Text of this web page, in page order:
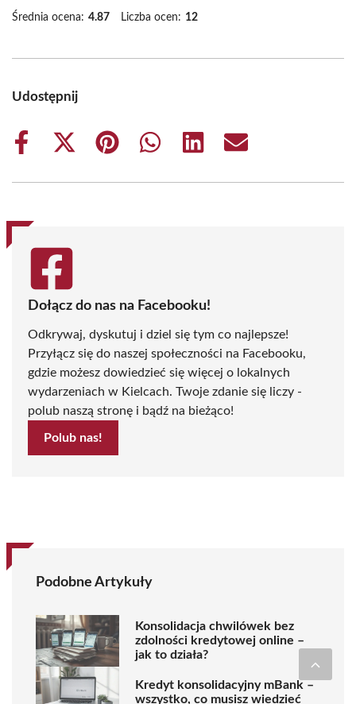
Średnia ocena: 4.87 Liczba ocen: 12
Udostępnij
Share
Share
(Twitter)
Share
Share
Share
Share
Dołącz do nas na Facebooku!
Odkrywaj, dyskutuj i dziel się tym co najlepsze!
Przyłącz się do naszej społeczności na Facebooku,
gdzie możesz dowiedzieć się więcej o lokalnych
wydarzeniach w Kielcach. Twoje zdanie się liczy -
polub naszą stronę i bądź na bieżąco!
Polub nas!
Podobne Artykuły
Konsolidacja chwilówek bez
zdolności kredytowej online –
jak to działa?
Kredyt konsolidacyjny mBank –
wszystko, co musisz wiedzieć